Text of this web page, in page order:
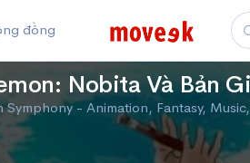
đồng
Nobita Và Bản
- Animation, Fantasy,